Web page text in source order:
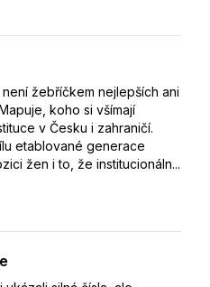
žebříčkem nejlepších ani
koho si všímají
v Česku i zahraničí.
etablované generace
žen i to, že institucionáln...